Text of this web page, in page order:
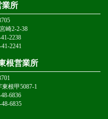
業所
崎2-2-38
2238
2241
根営業所
根甲5087-1
6836
6835